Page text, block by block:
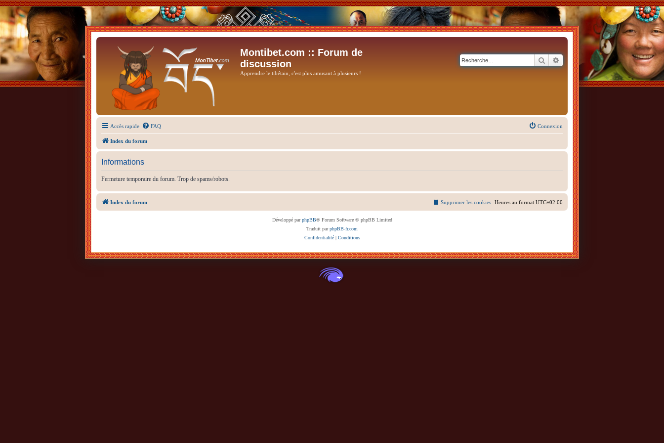
Montibet.com :: Forum de
discussion
Apprendre le tibétain, c'est plus amusant à plusieurs !
RechercherRecherche avancée
Accès rapide FAQ Connexion
Index du forum
Informations
Fermeture temporaire du forum. Trop de spams/robots.
Index du forum Heures au format UTC+02:00
Supprimer les cookies
Développé parphpBB® Forum Software © phpBB Limited
Traduit parphpBB-fr.com
Confidentialité| Conditions